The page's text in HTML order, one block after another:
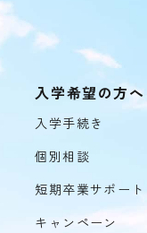
入学希望の方へ
入学手続き
個別相談
短期卒業サポート
キャンペーン